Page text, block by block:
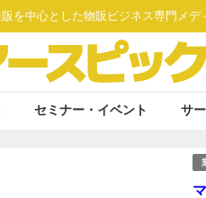
を中心とした物販ビジネス専門メデ
セミナー・イベント サ